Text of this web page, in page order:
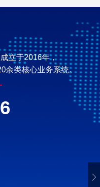
立于2016年，
余类核心业务系统。